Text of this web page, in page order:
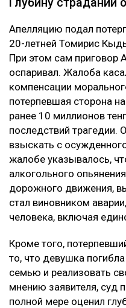
Апелляцию подал
20-летней Томирис
При этом сам приговор
оспаривал. Жалоба
компенсации
потерпевшая сторона
ранее 10 миллионов
последствий трагедии.
взыскать с
жалобе указывалось,
алкогольного
дорожного движения,
стал виновником
человека, включая
Кроме того,
то, что девушка
семью и реализовать
мнению заявителя, суд
полной мере оценил